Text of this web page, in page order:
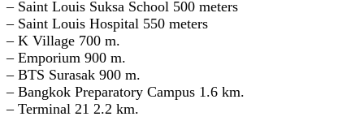
– Saint Louis Suksa School 500 meters
– Saint Louis Hospital 550 meters
– K Village 700 m.
– Emporium 900 m.
– BTS Surasak 900 m.
– Bangkok Preparatory Campus 1.6 km.
– Terminal 21 2.2 km.